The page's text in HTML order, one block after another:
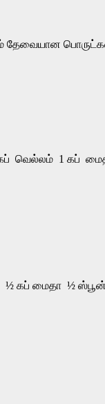
தேவையான
வெல்லம் 1 கப்
½ கப் மைதா ½